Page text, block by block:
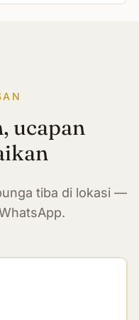
ucapan
tiba di lokasi —